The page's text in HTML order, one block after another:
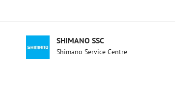
SHIMANO SSC
Shimano Service Centre